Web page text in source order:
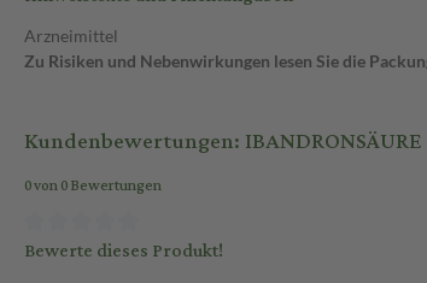
Arzneimittel
Zu Risiken und Nebenwirkungen lesen Sie die
Kundenbewertungen:
0 von 0 Bewertungen
Bewerte dieses Produkt!